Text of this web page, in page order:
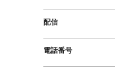
配信
電話番号